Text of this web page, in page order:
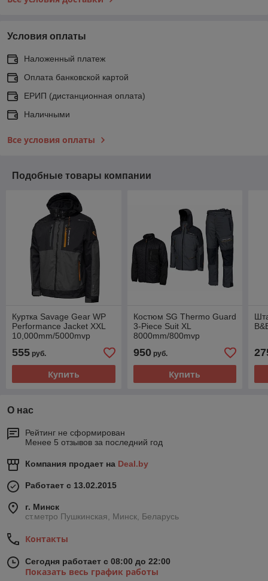
Условия оплаты
Наложенный платеж
Оплата банковской картой
ЕРИП (дистанционная оплата)
Наличными
Все условия оплаты
Подобные товары компании
Куртка Savage Gear WP
Performance Jacket XXL
10,000mm/5000mvp
555 руб.
Купить
Костюм SG Thermo Guard
3-Piece Suit XL
8000mm/800mvp
950руб.
Купить
О нас
Рейтинг не сформирован
Менее 5 отзывов за последний год
Компания продает на Deal.by
Работает с 13.02.2015
г. Минск
ст.метро Пушкинская, Минск, Беларусь
Контакты
Сегодня работает с 08:00 до 22:00
Показать весь график работы